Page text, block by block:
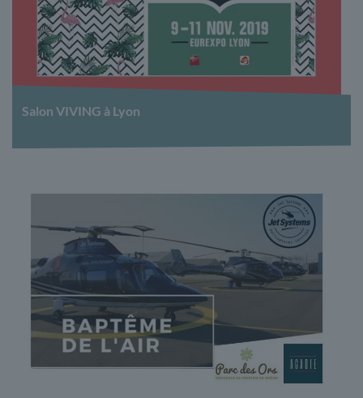
Salon VIVING à Lyon